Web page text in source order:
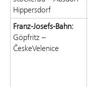
Hippersdorf
Franz-Josefs-Bahn:
Göpfritz –
ČeskeVelenice